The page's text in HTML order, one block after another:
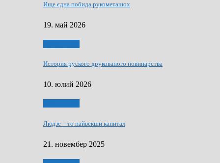
Ище єдна побида рукометашох
19. май 2026
История руского друкованого новинарства
10. юлий 2026
Людзе – то найвекши капитал
21. новембер 2025